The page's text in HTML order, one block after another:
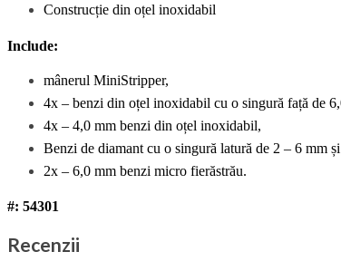
Construcție din oțel inoxidabil
Include:
mânerul MiniStripper,
4x – benzi din oțel inoxidabil cu o singură față de
4x – 4,0 mm benzi din oțel inoxidabil,
Benzi de diamant cu o singură latură de 2 – 6 mm și
2x – 6,0 mm benzi micro fierăstrău.
#: 54301
Recenzii